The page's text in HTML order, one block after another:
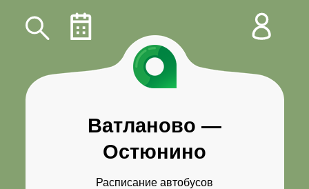
Ватланово —
Остюнино
Расписание автобусов